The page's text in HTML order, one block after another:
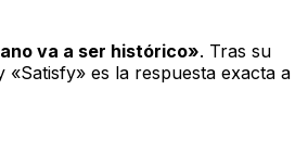
va a ser histórico». Tras su
«Satisfy» es la respuesta exacta a